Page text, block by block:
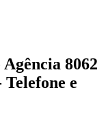
8062
e